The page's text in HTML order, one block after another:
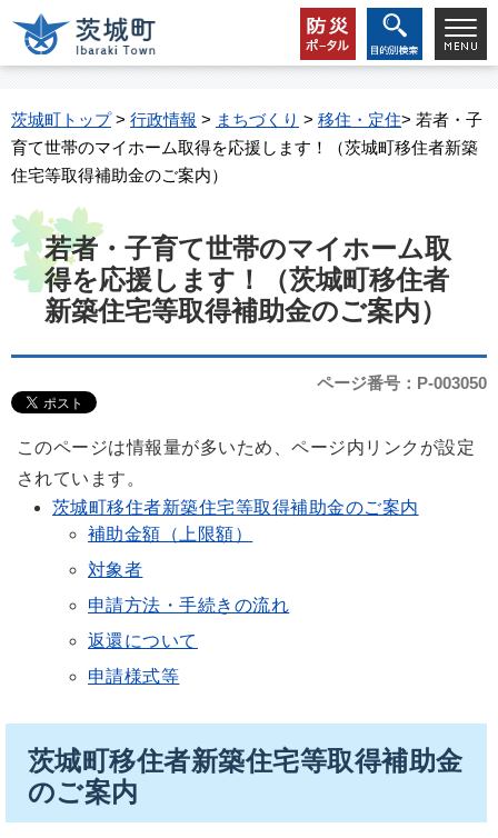
茨城町トップ> 行政情報 > まちづくり > 移住・定住> 若者・子
育て世帯のマイホーム取得を応援します！（茨城町移住者新築
住宅等取得補助金のご案内）
若者・子育て世帯のマイホーム取
得を応援します！（茨城町移住者
新築住宅等取得補助金のご案内）
ページ番号：P-003050
このページは情報量が多いため、ページ内リンクが設定
されています。
茨城町移住者新築住宅等取得補助金のご案内
補助金額（上限額）
対象者
申請方法・手続きの流れ
返還について
申請様式等
茨城町移住者新築住宅等取得補助金
のご案内